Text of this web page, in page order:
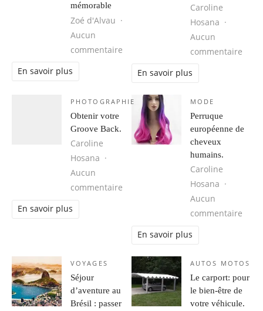
mémorable
Zoé d'Alvau
Aucun
commentaire sur Cuba, une destination idéale
En savoir plus
Caroline
Hosana
Aucun
commentaire
En savoir plus
PHOTOGRAPHIE
Obtenir votre
Groove Back.
Caroline
Hosana
Aucun
commentaire sur Obtenir votre Groove Back.
En savoir plus
MODE
Perruque
européenne de
cheveux
humains.
Caroline
Hosana
Aucun
commentaire
En savoir plus
VOYAGES
Séjour
d’aventure au
Brésil : passer
AUTOS MOTOS
Le carport: pour
le bien-être de
votre véhicule.